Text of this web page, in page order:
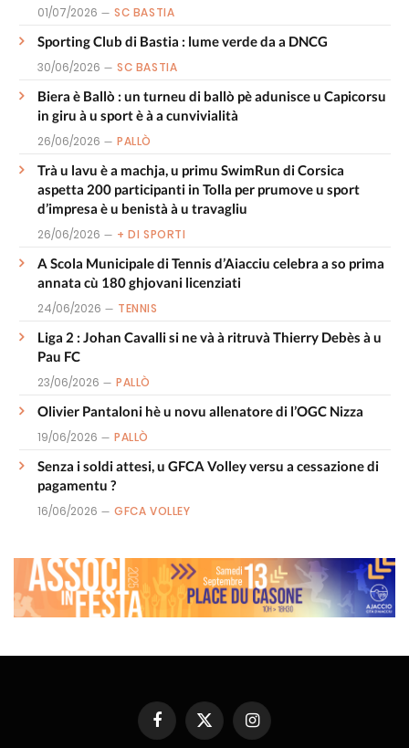
01/07/2026 SC BASTIA
Sporting Club di Bastia : lume verde da a DNCG
30/06/2026 SC BASTIA
Biera è Ballò : un turneu di ballò pè adunisce u Capicorsu
in giru à u sport è à a cunvivialità
26/06/2026 PALLÒ
Trà u lavu è a machja, u primu SwimRun di Corsica
aspetta 200 participanti in Tolla per prumove u sport
d’impresa è u benistà à u travagliu
26/06/2026 + DI SPORTI
A Scola Municipale di Tennis d’Aiacciu celebra a so prima
annata cù 180 ghjovani licenziati
24/06/2026 TENNIS
Liga 2 : Johan Cavalli si ne và à ritruvà Thierry Debès à u
Pau FC
23/06/2026 PALLÒ
Olivier Pantaloni hè u novu allenatore di l’OGC Nizza
19/06/2026 PALLÒ
Senza i soldi attesi, u GFCA Volley versu a cessazione di
pagamentu ?
16/06/2026 GFCA VOLLEY
FacebookX
Instagram